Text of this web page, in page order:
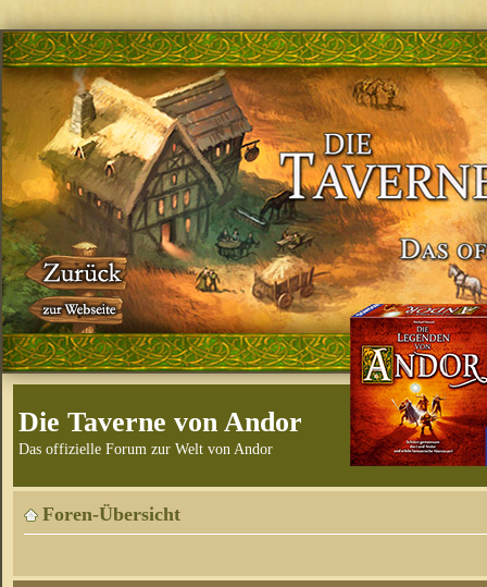
Die Taverne von Andor
Das offizielle Forum zur Welt von Andor
Foren-Übersicht